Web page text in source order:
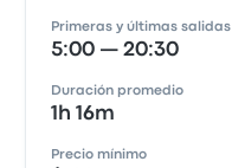
Primeras y últimas salidas
5:00 — 20:30
Duración promedio
1h 16m
Precio mínimo